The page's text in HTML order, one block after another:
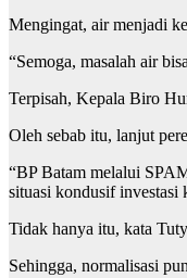
Mengingat, air menjadi
“Semoga, masalah air
Terpisah, Kepala Biro
Oleh sebab itu, lanjut
“BP Batam melalui
situasi kondusif investasi
Tidak hanya itu, kata
Sehingga, normalisasi